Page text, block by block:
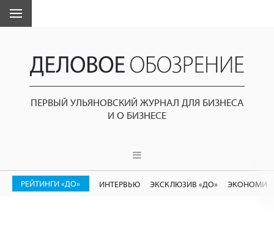
ПЕРВЫЙ УЛЬЯНОВСКИЙ ЖУРНАЛ ДЛЯ БИЗНЕСА
И О БИЗНЕСЕ
РЕЙТИНГИ «ДО» ИНТЕРВЬЮ ЭКСКЛЮЗИВ «ДО»